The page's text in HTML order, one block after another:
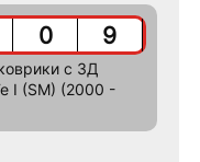
0 9
c 3Д
I (SM) (2000 -